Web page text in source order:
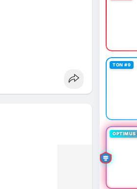
lại, nếu chuyển sang ví
tránh FOMO trong
TON #9
OPTIMUS